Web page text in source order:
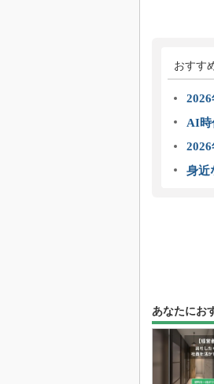
おすす
AI時
身近
あなたにお